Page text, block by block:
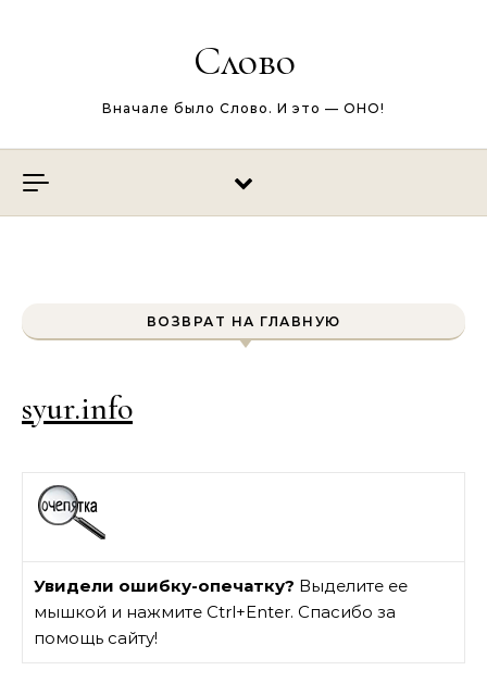
Слово
Вначале было Слово. И это — ОНО!
ВОЗВРАТ НА ГЛАВНУЮ
syur.info
Увидели ошибку-опечатку? Выделите ее
мышкой и нажмите Ctrl+Enter. Спасибо за
помощь сайту!